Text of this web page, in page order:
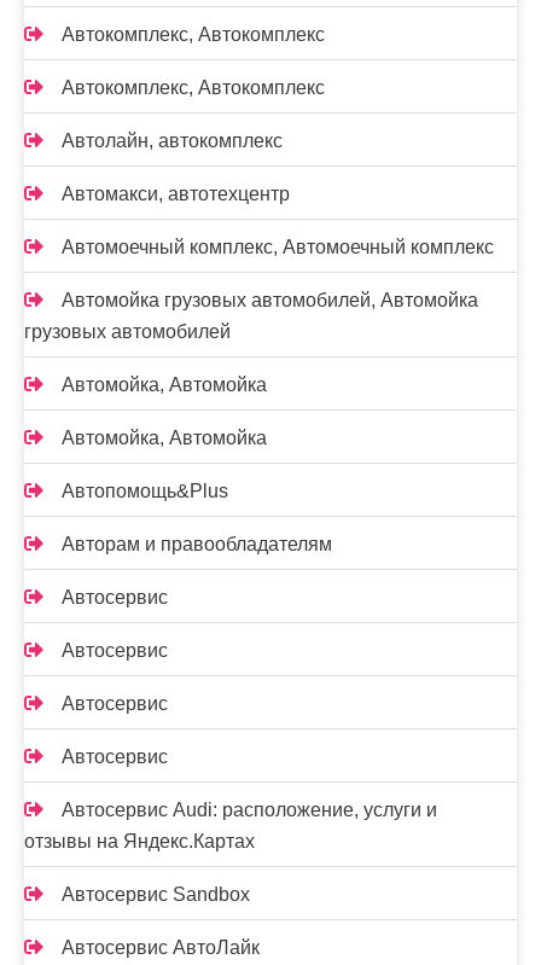
Автокомплекс, Автокомплекс
Автокомплекс, Автокомплекс
Автолайн, автокомплекс
Автомакси, автотехцентр
Автомоечный комплекс, Автомоечный комплекс
Автомойка грузовых автомобилей, Автомойка
грузовых автомобилей
Автомойка, Автомойка
Автомойка, Автомойка
Автопомощь&Plus
Авторам и правообладателям
Автосервис
Автосервис
Автосервис
Автосервис
Автосервис Audi: расположение, услуги и
отзывы на Яндекс.Картах
Автосервис Sandbox
Автосервис АвтоЛайк